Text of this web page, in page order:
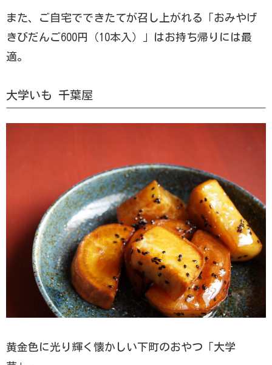
また、ご自宅でできたてが召し上がれる「おみやげ
きびだんご600円（10本入）」はお持ち帰りには最
適。
大学いも 千葉屋
黄金色に光り輝く懐かしい下町のおやつ「大学